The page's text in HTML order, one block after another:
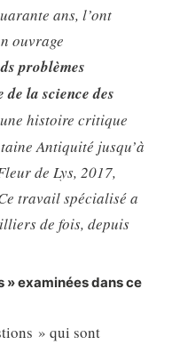
ans, l’ont
ouvrage
problèmes
la science des
histoire critique
Antiquité jusqu’à
de Lys, 2017,
travail spécialisé a
de fois, depuis
» examinées dans ce
» qui sont